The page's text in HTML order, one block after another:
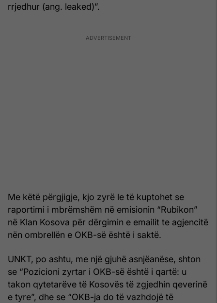
rrjedhur (ang. leaked)”.
Me këtë përgjigje, kjo zyrë le të kuptohet se
raportimi i mbrëmshëm në emisionin “Rubikon”
në Klan Kosova për dërgimin e emailit te agjencitë
nën ombrellën e OKB-së është i saktë.
UNKT, po ashtu, me një gjuhë asnjëanëse, shton
se “Pozicioni zyrtar i OKB-së është i qartë: u
takon qytetarëve të Kosovës të zgjedhin qeverinë
e tyre”, dhe se “OKB-ja do të vazhdojë të